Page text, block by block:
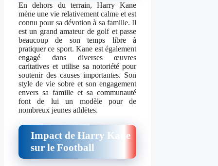
En dehors du terrain, Harry Kane
mène une vie relativement calme et est
connu pour sa dévotion à sa famille. Il
est un grand amateur de golf et passe
beaucoup de son temps libre à
pratiquer ce sport. Kane est également
engagé dans diverses œuvres
caritatives et utilise sa notoriété pour
soutenir des causes importantes. Son
style de vie sobre et son engagement
envers sa famille et sa communauté
font de lui un modèle pour de
nombreux jeunes athlètes.
Impact de Harry Kane
sur le Football